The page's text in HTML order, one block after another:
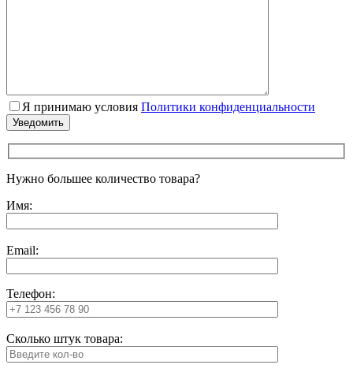
Я принимаю условия Политики конфиденциальности
Нужно большее количество товара?
Имя:
Email:
Телефон:
Сколько штук товара: